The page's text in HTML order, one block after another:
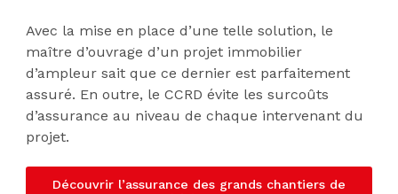
Avec la mise en place d’une telle solution, le
maître d’ouvrage d’un projet immobilier
d’ampleur sait que ce dernier est parfaitement
assuré. En outre, le CCRD évite les surcoûts
d’assurance au niveau de chaque intervenant du
projet.
Découvrir l’assurance des grands chantiers de